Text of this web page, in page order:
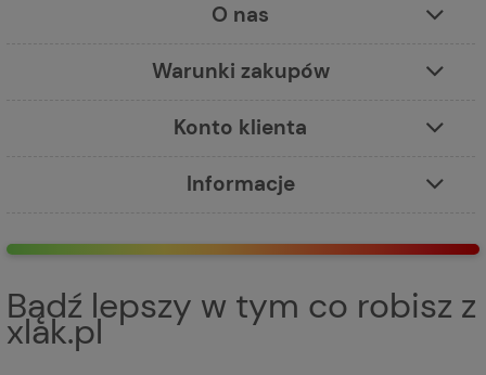
O nas
Warunki zakupów
Konto klienta
Informacje
Bądź lepszy w tym co robisz z
xlak.pl